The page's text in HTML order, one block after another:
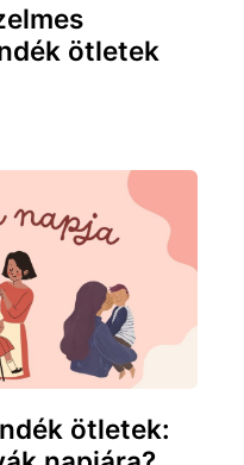
ötletek
ötletek: